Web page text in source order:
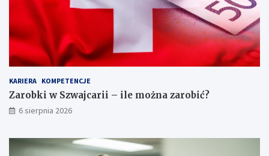
o
i
ą
k
i
w
y
m
g
z
w
ó
?
KARIERA KOMPETENCJE
Zarobki w Szwajcarii – ile można zarobić?
6 sierpnia 2026